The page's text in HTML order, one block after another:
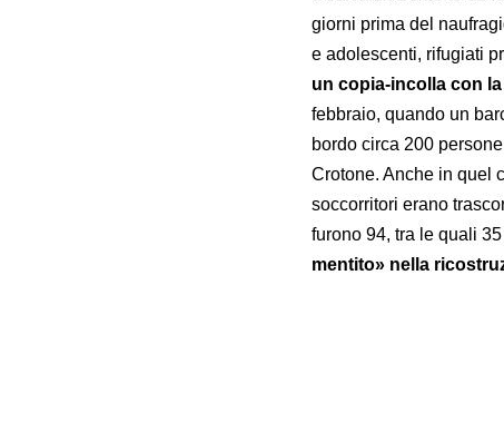
giorni prima del
e adolescenti, rifugiati
un copia-incolla con
febbraio, quando un
bordo circa 200
Crotone. Anche in quel
soccorritori erano
furono 94, tra le quali
mentito» nella